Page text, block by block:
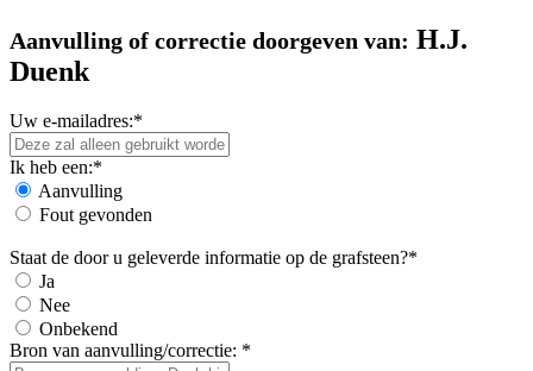
Aanvulling of correctie doorgeven van: H.J.
Duenk
Uw e-mailadres:*
Ik heb een:*
Aanvulling
Fout gevonden
Staat de door u geleverde informatie op de grafsteen?*
Ja
Nee
Onbekend
Bron van aanvulling/correctie: *